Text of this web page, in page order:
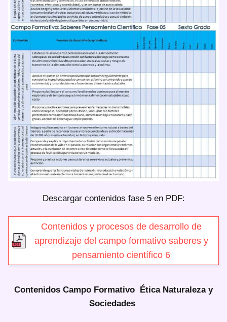
Descargar contenidos fase 5 en PDF:
Contenidos y procesos de desarrollo de
aprendizaje del campo formativo saberes y
pensamiento científico 6
Contenidos Campo Formativo Ética Naturaleza y
Sociedades